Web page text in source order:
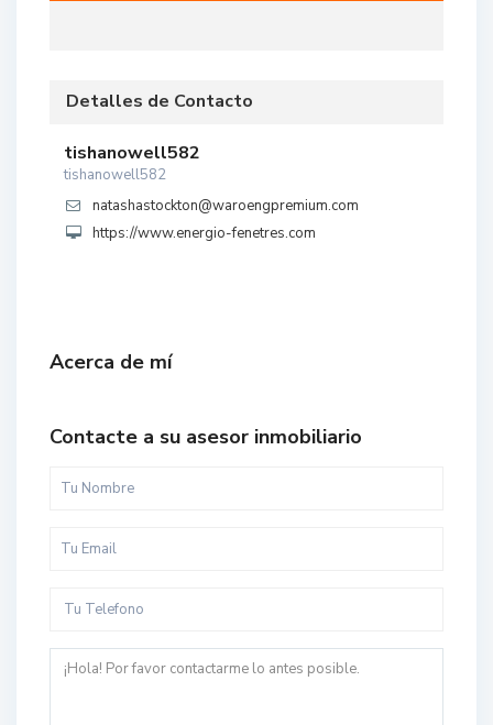
Detalles de Contacto
tishanowell582
tishanowell582
natashastockton@waroengpremium.com
https://www.energio-fenetres.com
Acerca de mí
Contacte a su asesor inmobiliario